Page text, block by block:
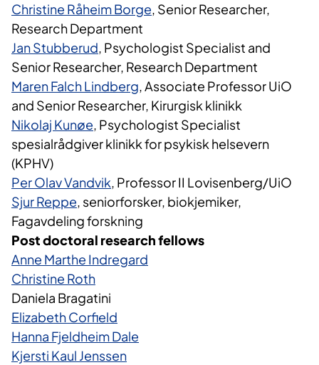
Christine Råheim Borge​, Senior Researcher,
Research Department
Jan Stubberud, Psychologist Specialist and
Senior Researcher, Research Department
Maren Falch Lindberg​, Associate Professor UiO
and Senior Researcher, Kirurgisk klinikk
Nikolaj Kunøe, Psychologist Specialist
spesialrådgiver klinikk for psykisk helsevern
(KPHV)
Per Olav Vandvik, Professor II Lovisenberg/UiO
Sjur Reppe, seniorforsker, biokjemiker,
Fagavdeling forskning
Post doctoral research fellows
Anne Marthe Indregard
Christine Roth
Daniela Bragatini
Elizabeth Corfield​
Hanna Fjeldheim Dale
Kjersti Kaul Jenssen